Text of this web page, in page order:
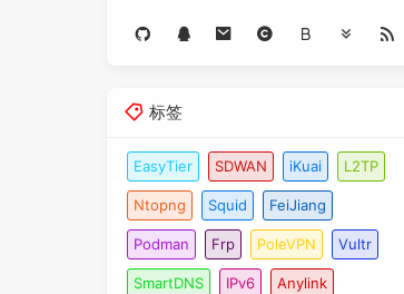
标签
EasyTier SDWAN iKuai L2TP
Ntopng Squid FeiJiang
Podman Frp PoleVPN Vultr
SmartDNS IPv6 Anylink